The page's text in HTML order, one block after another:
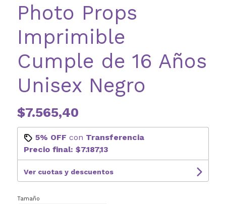
Photo Props
Imprimible
Cumple de 16 Años
Unisex Negro
$7.565,40
5% OFF con Transferencia
Precio final: $7.187,13
Ver cuotas y descuentos
Tamaño